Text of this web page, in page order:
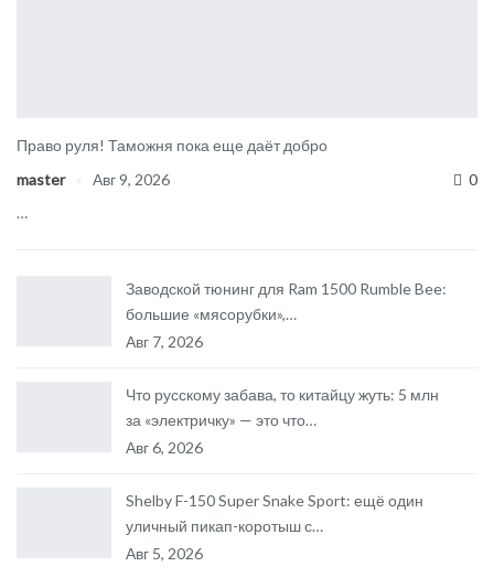
Право руля! Таможня пока еще даёт добро
master
Авг 9, 2026
0
…
Заводской тюнинг для Ram 1500 Rumble Bee:
большие «мясорубки»,…
Авг 7, 2026
Что русскому забава, то китайцу жуть: 5 млн
за «электричку» — это что…
Авг 6, 2026
Shelby F-150 Super Snake Sport: ещё один
уличный пикап-коротыш с…
Авг 5, 2026